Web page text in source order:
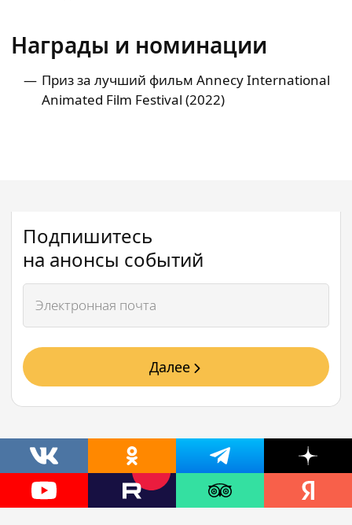
Награды и номинации
Приз за лучший фильм Annecy International
Animated Film Festival (2022)
Подпишитесь
на анонсы событий
Далее